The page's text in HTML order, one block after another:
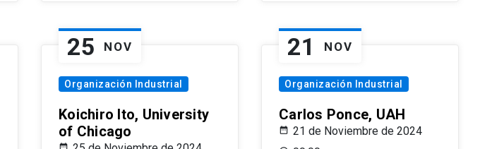
25 NOV
Organización Industrial
Koichiro Ito, University
of Chicago
21 NOV
Organización Industrial
Carlos Ponce, UAH
21 de Noviembre de 2024